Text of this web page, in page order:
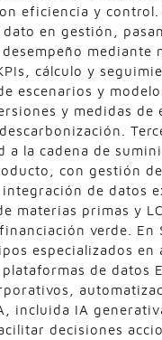
eficiencia y control.
en gestión,
mediante
cálculo y
escenarios y
y medidas de
a la cadena de
con gestión
de datos
materias primas y
verde. En
especializados en
de datos
incluida IA
decisiones